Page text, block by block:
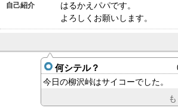
自己紹介
はるかえパパです。
よろしくお願いします。
何シテル？
今日の柳沢峠はサイコーでした。